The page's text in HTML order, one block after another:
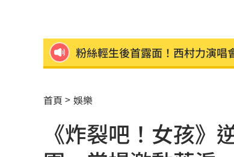
阿信慘跌 親洩言承旭吳建豪周
SBS歌謠大戰開播30分鐘傳災情
羅戈8局失1分好投 兄弟火力爆
首頁 娛樂
《炸裂吧！女孩